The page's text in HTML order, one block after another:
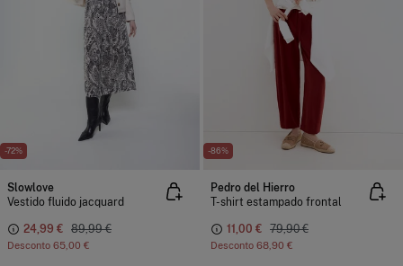
-72%
Slowlove
Vestido fluido jacquard
24,99 € 89,99 €
Desconto 65,00 €
-86%
Pedro del Hierro
T-shirt estampado frontal
11,00 € 79,90 €
Desconto 68,90 €